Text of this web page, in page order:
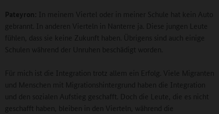
Pateyron: In meinem Viertel oder in meiner Schule hat kein Auto
gebrannt. In anderen Vierteln in Nanterre ja. Diese jungen Leute
fühlen, dass sie keine Zukunft haben. Übrigens sind auch einige
Schulen während der Unruhen beschädigt worden.
Für mich ist die Integration trotz allem ein Erfolg. Viele Migranten
und Menschen mit Migrationshintergrund haben die Integration
und den sozialen Aufstieg geschafft. Doch die Leute, die es nicht
geschafft haben, bleiben in den Vierteln, während die